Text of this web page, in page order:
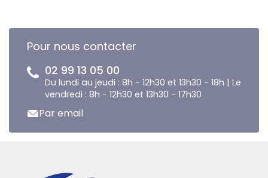
Pour nous contacter
02 99 13 05 00
Du lundi au jeudi : 8h - 12h30 et 13h30 - 18h | Le
vendredi : 8h - 12h30 et 13h30 - 17h30
Par email